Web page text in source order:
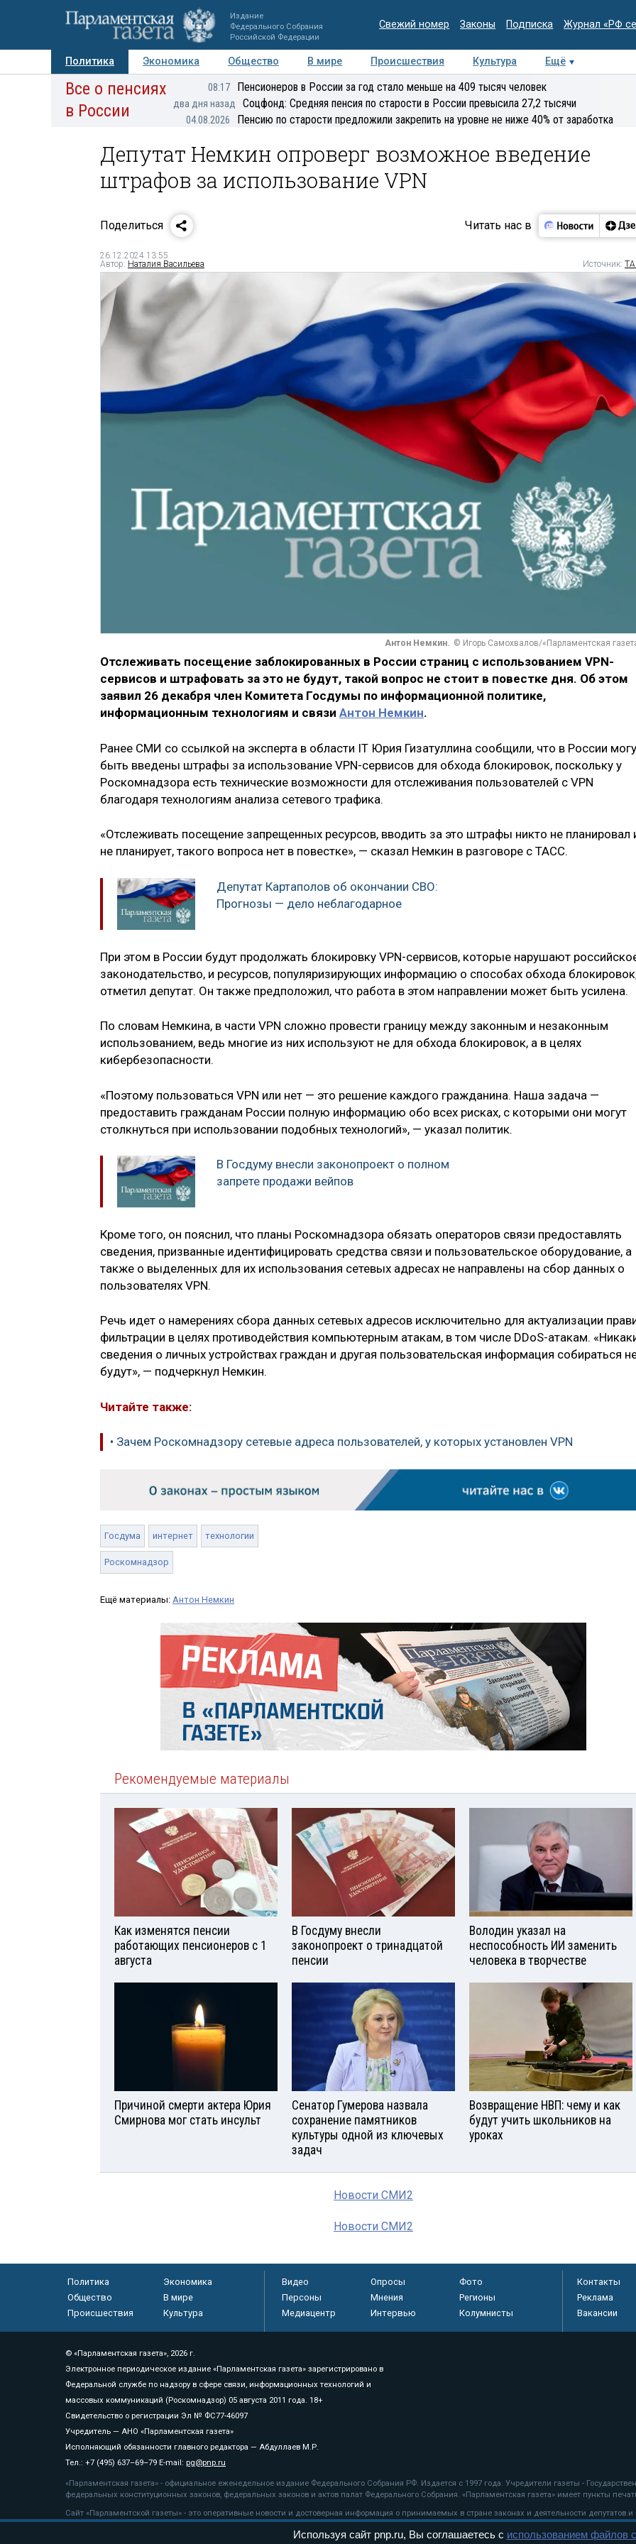
Издание
Федерального Собрания
Российской Федерации
Свежий номер Законы Подписка Журнал «РФ
Политика Экономика Общество В мире Происшествия Культура Ещё
Авторы Персоны Мнения Регионы Медиацентр Интервью Колумнисты
Все о пенсиях
в России
08:17 Пенсионеров в России за год стало меньше на 409 тысяч человек
два дня назад Соцфонд: Средняя пенсия по старости в России превысила 27,2 тысячи
04.08.2026 Пенсию по старости предложили закрепить на уровне не ниже 40% от заработка
Депутат Немкин опроверг возможное введение
штрафов за использование VPN
Поделиться Читать нас в
26.12.2024 13:55
Автор: Наталия Васильева Источник:
Антон Немкин. © Игорь Самохвалов/«Парламентская
Отслеживать посещение заблокированных в России страниц с использованием VPN-
сервисов и штрафовать за это не будут, такой вопрос не стоит в повестке дня. Об этом
заявил 26 декабря член Комитета Госдумы по информационной политике,
информационным технологиям и связи Антон Немкин.
Ранее СМИ со ссылкой на эксперта в области IT Юрия Гизатуллина сообщили, что в России
быть введены штрафы за использование VPN-сервисов для обхода блокировок, поскольку у
Роскомнадзора есть технические возможности для отслеживания пользователей с VPN
благодаря технологиям анализа сетевого трафика.
«Отслеживать посещение запрещенных ресурсов, вводить за это штрафы никто не планировал
не планирует, такого вопроса нет в повестке», — сказал Немкин в разговоре с ТАСС.
Депутат Картаполов об окончании СВО:
Прогнозы — дело неблагодарное
При этом в России будут продолжать блокировку VPN-сервисов, которые нарушают
законодательство, и ресурсов, популяризирующих информацию о способах обхода
отметил депутат. Он также предположил, что работа в этом направлении может быть усилена.
По словам Немкина, в части VPN сложно провести границу между законным и незаконным
использованием, ведь многие из них используют не для обхода блокировок, а в целях
кибербезопасности.
«Поэтому пользоваться VPN или нет — это решение каждого гражданина. Наша задача —
предоставить гражданам России полную информацию обо всех рисках, с которыми они могут
столкнуться при использовании подобных технологий», — указал политик.
В Госдуму внесли законопроект о полном
запрете продажи вейпов
Кроме того, он пояснил, что планы Роскомнадзора обязать операторов связи предоставлять
сведения, призванные идентифицировать средства связи и пользовательское оборудование, а
также о выделенных для их использования сетевых адресах не направлены на сбор данных о
пользователях VPN.
Речь идет о намерениях сбора данных сетевых адресов исключительно для актуализации
фильтрации в целях противодействия компьютерным атакам, в том числе DDoS-атакам.
сведения о личных устройствах граждан и другая пользовательская информация собираться
будут», — подчеркнул Немкин.
Читайте также:
• Зачем Роскомнадзору сетевые адреса пользователей, у которых установлен VPN
Госдума интернет технологии
Роскомнадзор
Ещё материалы: Антон Немкин
Рекомендуемые материалы
Как изменятся пенсии
работающих пенсионеров с 1
августа
В Госдуму внесли
законопроект о тринадцатой
пенсии
Володин указал на
неспособность ИИ заменить
человека в творчестве
Причиной смерти актера Юрия
Смирнова мог стать инсульт
Сенатор Гумерова назвала
сохранение памятников
культуры одной из ключевых
задач
Возвращение НВП: чему и как
будут учить школьников на
уроках
Новости СМИ2
Новости СМИ2
Политика
Экономика
Общество
В мире
Происшествия
Культура
Видео Опросы
Фото
Персоны
Мнения
Регионы
Медиацентр
Интервью Колумнисты
Контакты
Реклама
Вакансии
© «Парламентская газета», 2026 г.
Электронное периодическое издание «Парламентская газета» зарегистрировано в
Федеральной службе по надзору в сфере связи, информационных технологий и
массовых коммуникаций (Роскомнадзор) 05 августа 2011 года. 18+
Свидетельство о регистрации Эл № ФС77-46097
Учредитель — АНО «Парламентская газета»
Исполняющий обязанности главного редактора — Абдуллаев М.Р.
Тел.: +7 (495) 637–69–79 E-mail: pg@pnp.ru
«Парламентская газета» - официальное еженедельное издание Федерального Собрания РФ. Издается с 1997 года. Учредители газеты -
федеральных конституционных законов, федеральных законов и актов палат Федерального Собрания. «Парламентская газета» имеет пункты
Сайт «Парламентской газеты» - это оперативные новости и достоверная информация о принимаемых в стране законах и деятельности депутатов
«Парламентской газеты» активная ссылка на pnp.ru обязательна.
Используя сайт pnp.ru, Вы соглашаетесь с использованием файлов